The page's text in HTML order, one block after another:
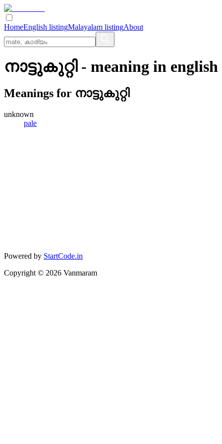
HomeEnglish listingMalayalam listingAbout
നാട്ടുകുറ്റി- meaning in english
Meanings for നാട്ടുകുറ്റി
unknown
pale
Powered by StartCode.in
Copyright © 2026 Vanmaram